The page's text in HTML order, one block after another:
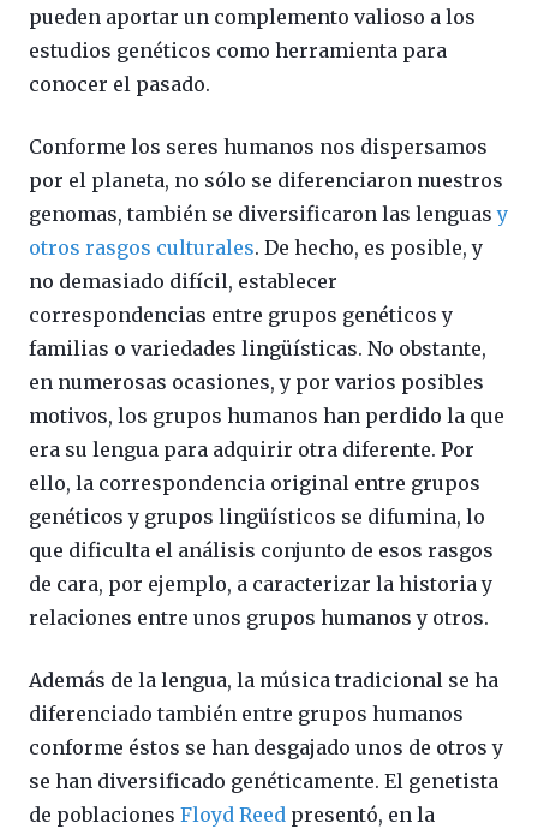
pueden aportar un complemento valioso a los
estudios genéticos como herramienta para
conocer el pasado.
Conforme los seres humanos nos dispersamos
por el planeta, no sólo se diferenciaron nuestros
genomas, también se diversificaron las lenguasy
otros rasgos culturales. De hecho, es posible, y
no demasiado difícil, establecer
correspondencias entre grupos genéticos y
familias o variedades lingüísticas. No obstante,
en numerosas ocasiones, y por varios posibles
motivos, los grupos humanos han perdido la que
era su lengua para adquirir otra diferente. Por
ello, la correspondencia original entre grupos
genéticos y grupos lingüísticos se difumina, lo
que dificulta el análisis conjunto de esos rasgos
de cara, por ejemplo, a caracterizar la historia y
relaciones entre unos grupos humanos y otros.
Además de la lengua, la música tradicional se ha
diferenciado también entre grupos humanos
conforme éstos se han desgajado unos de otros y
se han diversificado genéticamente. El genetista
de poblaciones Floyd Reed presentó, en la